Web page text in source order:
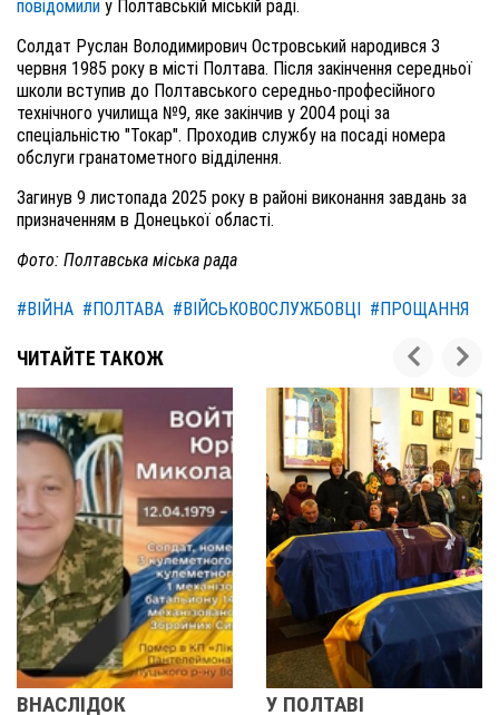
повідомили у Полтавській міській раді.
Солдат Руслан Володимирович Островський народився 3
червня 1985 року в місті Полтава. Після закінчення середньої
школи вступив до Полтавського середньо-професійного
технічного училища №9, яке закінчив у 2004 році за
спеціальністю "Токар". Проходив службу на посаді номера
обслуги гранатометного відділення.
Загинув 9 листопада 2025 року в районі виконання завдань за
призначенням в Донецької області.
Фото: Полтавська міська рада
#ВІЙНА #ПОЛТАВА #ВІЙСЬКОВОСЛУЖБОВЦІ #ПРОЩАННЯ
ЧИТАЙТЕ ТАКОЖ